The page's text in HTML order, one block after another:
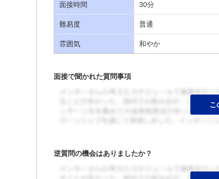
面接時間 30分
難易度 普通
雰囲気 和やか
面接で聞かれた質問事項
逆質問の機会はありましたか？